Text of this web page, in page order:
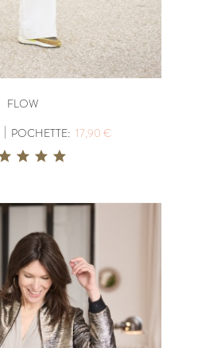
FLOW
| POCHETTE: 17,90 €